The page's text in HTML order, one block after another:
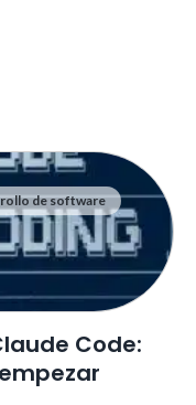
de software
Code: